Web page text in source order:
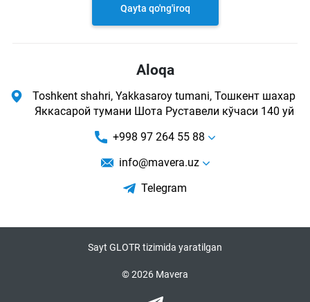
Qayta qo'ng'iroq
Aloqa
Toshkent shahri, Yakkasaroy tumani, Тошкент шахар
Яккасарой тумани Шота Руставели кўчаси 140 уй
+998 97 264 55 88
info@mavera.uz
Telegram
Sayt GLOTR tizimida yaratilgan
© 2026 Mavera